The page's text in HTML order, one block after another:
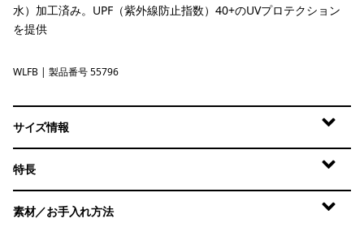
水）加工済み。UPF（紫外線防止指数）40+のUVプロテクション
を提供
Wolf Brown
WLFB | 製品番号 55796
サイズ情報
特長
素材／お手入れ方法